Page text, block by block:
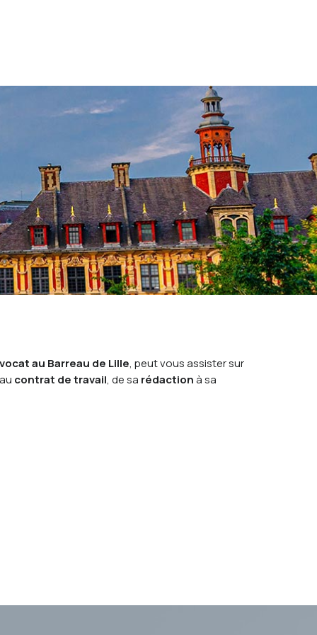
au Barreau de Lille, peut vous assister sur
contrat de travail, de sa rédactionà sa